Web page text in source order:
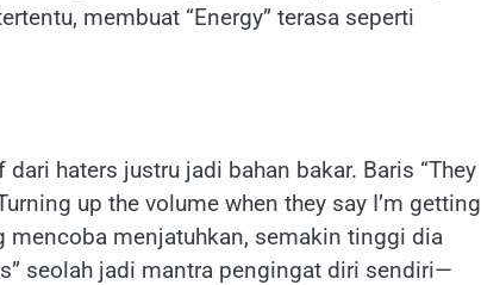
membuat “Energy” terasa seperti
haters justru jadi bahan bakar. Baris “They
up the volume when they say I’m getting
mencoba menjatuhkan, semakin tinggi dia
seolah jadi mantra pengingat diri sendiri—